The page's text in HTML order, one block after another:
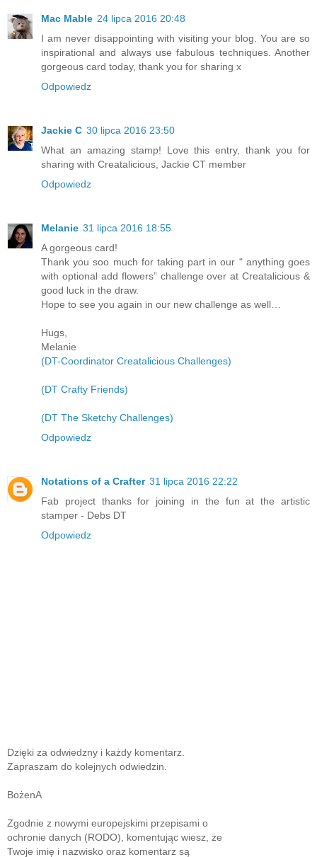
Mac Mable 24 lipca 2016 20:48
I am never disappointing with visiting your blog. You are so
inspirational and always use fabulous techniques. Another
gorgeous card today, thank you for sharing x
Odpowiedz
Jackie C 30 lipca 2016 23:50
What an amazing stamp! Love this entry, thank you for
sharing with Creatalicious, Jackie CT member
Odpowiedz
Melanie 31 lipca 2016 18:55
A gorgeous card!
Thank you soo much for taking part in our " anything goes
with optional add flowers” challenge over at Creatalicious &
good luck in the draw.
Hope to see you again in our new challenge as well…
Hugs,
Melanie
(DT-Coordinator Creatalicious Challenges)
(DT Crafty Friends)
(DT The Sketchy Challenges)
Odpowiedz
Notations of a Crafter 31 lipca 2016 22:22
Fab project thanks for joining in the fun at the artistic
stamper - Debs DT
Odpowiedz
Dzięki za odwiedzny i każdy komentarz.
Zapraszam do kolejnych odwiedzin.
BożenA
Zgodnie z nowymi europejskimi przepisami o
ochronie danych (RODO), komentując wiesz, że
Twoje imię i nazwisko oraz komentarz są